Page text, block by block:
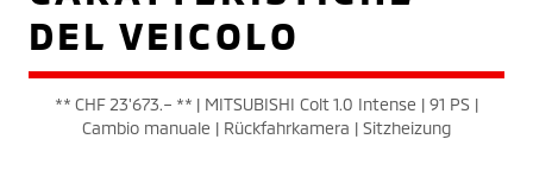
DEL VEICOLO
** CHF 23'673.– ** | MITSUBISHI Colt 1.0 Intense | 91 PS |
Cambio manuale | Rückfahrkamera | Sitzheizung